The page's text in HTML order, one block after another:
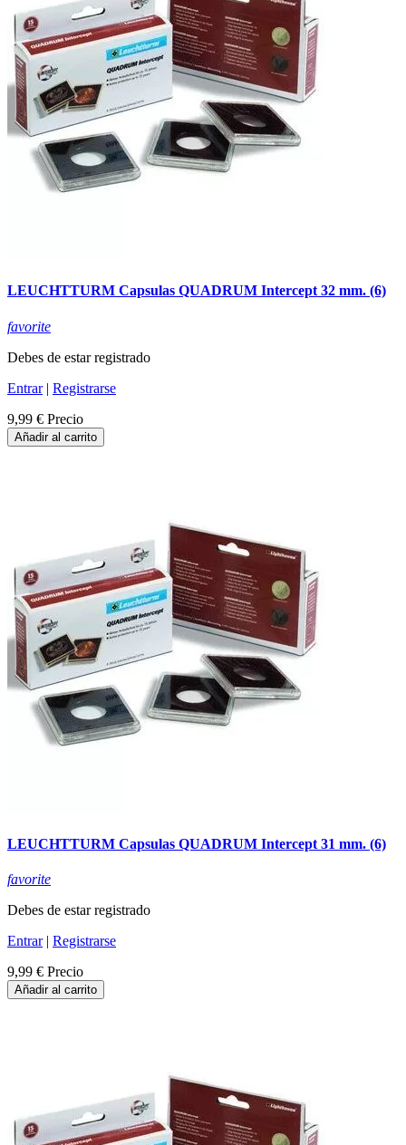
LEUCHTTURM Capsulas QUADRUM Intercept 32 mm. (6)
favorite
Debes de estar registrado
Entrar| Registrarse
9,99 € Precio
Añadir al carrito
LEUCHTTURM Capsulas QUADRUM Intercept 31 mm. (6)
favorite
Debes de estar registrado
Entrar| Registrarse
9,99 € Precio
Añadir al carrito